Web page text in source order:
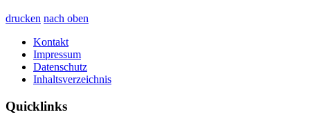
drucken nach oben
Kontakt
Impressum
Datenschutz
Inhaltsverzeichnis
Quicklinks